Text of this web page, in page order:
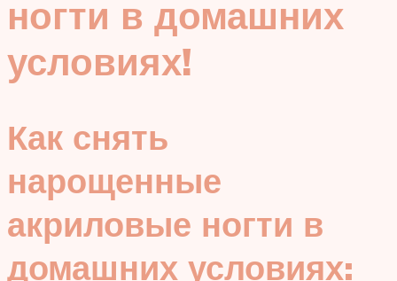
ногти в домашних
условиях!
Как снять
нарощенные
акриловые ногти в
домашних условиях: